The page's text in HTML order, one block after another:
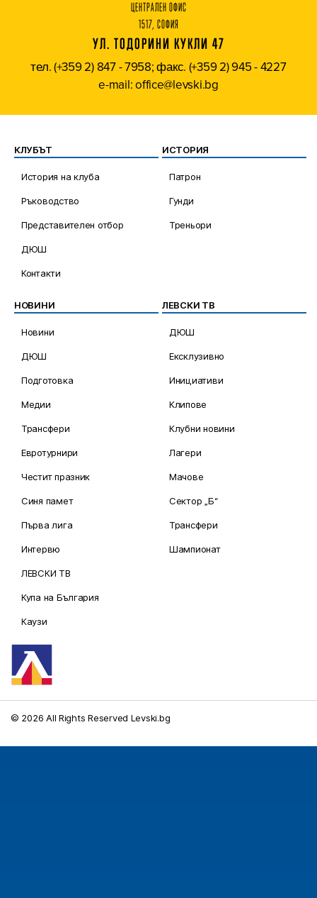
ЦЕНТРАЛЕН ОФИС
1517, СОФИЯ
УЛ. ТОДОРИНИ КУКЛИ 47
тел. (+359 2) 847 - 7958; факс. (+359 2) 945 - 4227
e-mail: office@levski.bg
КЛУБЪТ
История на клуба
Ръководство
Представителен отбор
ДЮШ
Контакти
ИСТОРИЯ
Патрон
Гунди
Треньори
НОВИНИ
Новини
ДЮШ
Подготовка
Медии
Трансфери
Евротурнири
Честит празник
Синя памет
Първа лига
Интервю
ЛЕВСКИ ТВ
Купа на България
Каузи
ЛЕВСКИ ТВ
ДЮШ
Ексклузивно
Инициативи
Клипове
Клубни новини
Лагери
Мачове
Сектор „Б“
Трансфери
Шампионат
© 2026 All Rights Reserved Levski.bg